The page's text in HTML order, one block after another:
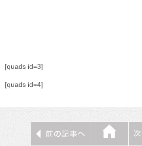
[quads id=3]
[quads id=4]